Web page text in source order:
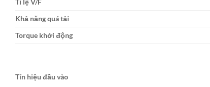
Tỉ lệ V/F
Khả năng quá tải
Torque khởi động
Tín hiệu đầu vào